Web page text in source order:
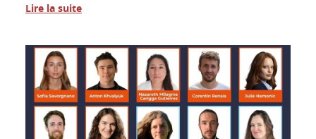
Lire la suite